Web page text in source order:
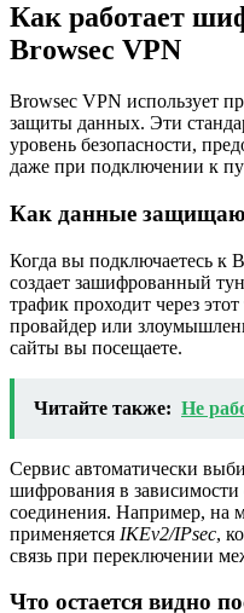
Как работает
Browsec VPN
Browsec VPN использует
защиты данных. Эти
уровень безопасности,
даже при подключении к
Как данные
Когда вы подключаетесь к
создает зашифрованный
трафик проходит через
провайдер или
сайты вы посещаете.
Читайте также: Не
Сервис автоматически
шифрования в зависимости
соединения. Например, на
применяется IKEv2/IPsec,
связь при переключении
Что остается видно